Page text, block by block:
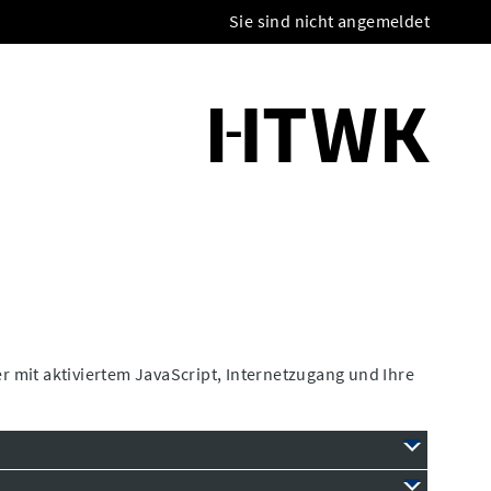
Sie sind nicht angemeldet
mit aktiviertem JavaScript, Internetzugang und Ihre